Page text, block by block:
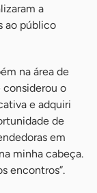
a
ao público
na área de
considerou o
e adquiri
de
em
minha cabeça.
encontros”.